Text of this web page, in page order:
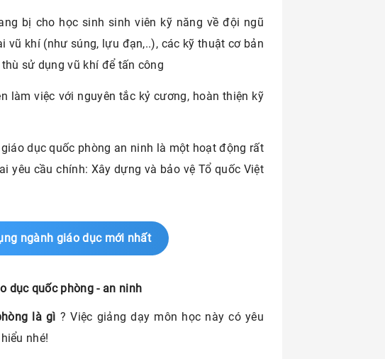
bị cho học sinh sinh viên kỹ năng về đội ngũ
vũ khí (như súng, lựu đạn,..), các kỹ thuật cơ bản
sử dụng vũ khí để tấn công
làm việc với nguyên tắc kỷ cương, hoàn thiện kỹ
dục quốc phòng an ninh là một hoạt động rất
yêu cầu chính: Xây dựng và bảo vệ Tổ quốc Việt
ngành giáo dục mới nhất
dục quốc phòng - an ninh
là gì ? Việc giảng dạy môn học này có yêu
nhé!